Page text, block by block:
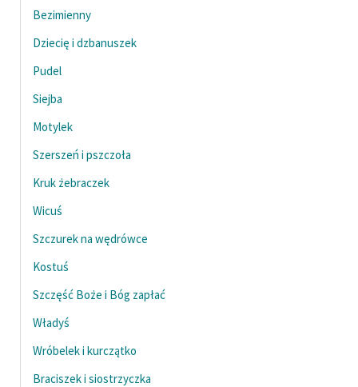
Kontakt
O projekcie
Zespół
Zasady wykorzystania
Wolnych Lektur
Logotypy
Materiały promocyjne
Polityka prywatności
sprawozdania finansowe
Regulamin darowizn
Bezimienny
Dziecię i dzbanuszek
Pudel
Siejba
Motylek
Szerszeń i pszczoła
Kruk żebraczek
Wicuś
Szczurek na wędrówce
Kostuś
Szczęść Boże i Bóg zapłać
Władyś
Wróbelek i kurczątko
Braciszek i siostrzyczka